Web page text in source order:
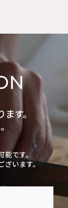
す。
能です。
ざいます。